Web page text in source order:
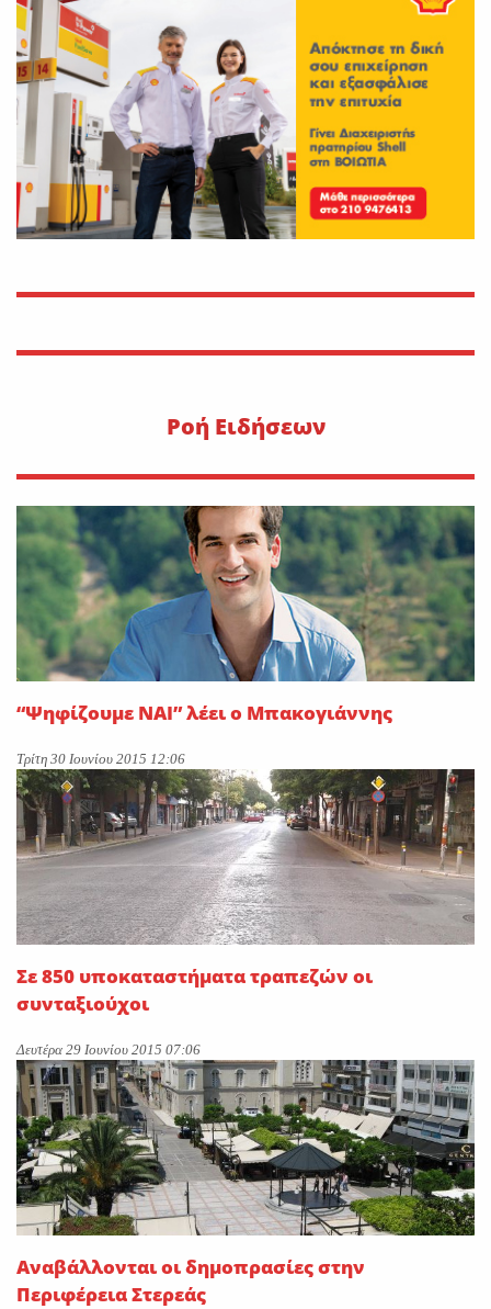
Εφυγε από τη ζωή η Αγγελική
Σμυρναίου
On29 Ιουλίου 2026
30 Ιουλίου 1470: Ο Μωάμεθ ο
Β’ στη Λιβαδειά
Η METLEN υπογράφει
προμήθειας γαλλίου
“Εφυγε” ο Ιωάννης Δ.
Κωλέττης σε ηλικία 55 ετών
On28 Ιουλίου 2026
Κατά πλειοψηφία εγκρίθηκε
το νομοσχέδιο για την
επέκταση των αρμοδιοτήτων
ΕΥΔΑΠ και ΕΥΑΘ-Σπανός:
«Υδρολογικό νοικοκύρεμα με
27 Ιουλίου 2026
Pοή Ειδήσεων
“Ψηφίζουμε ΝΑΙ” λέει ο Μπακογιάννης
Τρίτη 30 Ιουνίου 2015 12:06
Σε 850 υποκαταστήματα τραπεζών οι
συνταξιούχοι
Δευτέρα 29 Ιουνίου 2015 07:06
Αναβάλλονται οι δημοπρασίες στην
Περιφέρεια Στερεάς